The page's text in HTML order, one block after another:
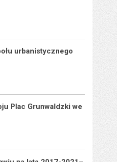
urbanistycznego
Plac Grunwaldzki we